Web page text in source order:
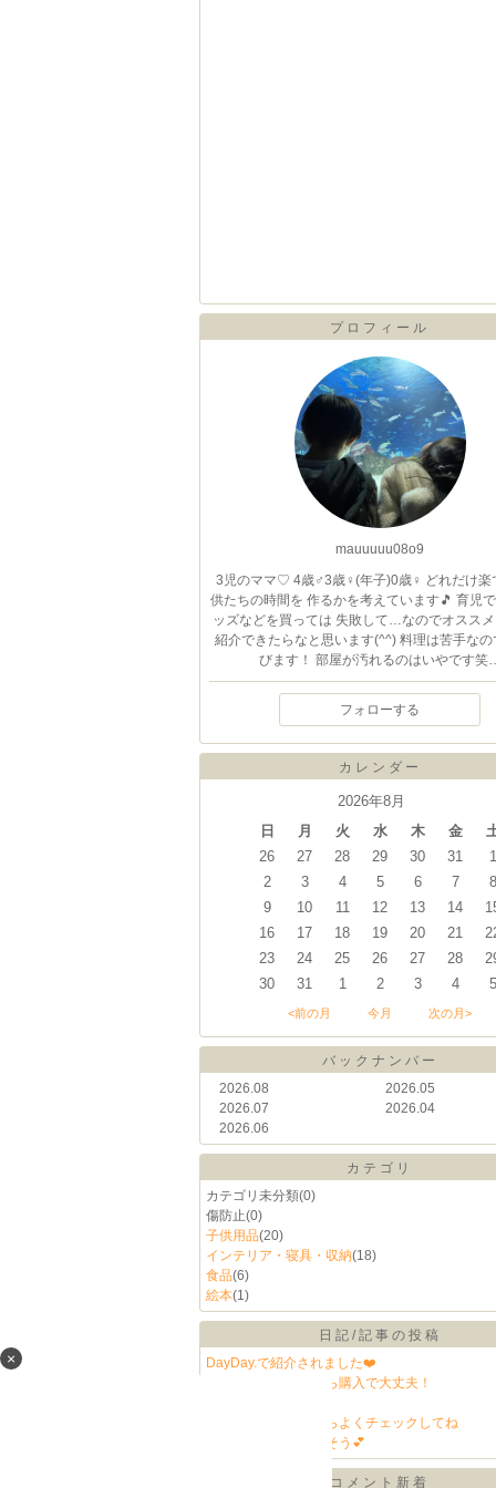
×
プロフィール
mauuuuu08o9
3児のママ♡ 4歳♂3歳♀(年子)0歳♀ どれだけ楽
供たちの時間を 作るかを考えています🎵 育児
ッズなどを買っては 失敗して…なのでオスス
紹介できたらなと思います(^^) 料理は苦手なの
びます！ 部屋が汚れるのはいやです笑
フォローする
カレンダー
2026年8月
日
月 火 水 木 金
26
27 28 29 30 31
1
2
3 4 5 6 7
8
9
10 11 12 13 14
16
17 18 19 20 21
23
24 25 26 27 28
30
31 1 2 3 4 5
<前の月 今月 次の月>
バックナンバー
2026.08
2026.07
2026.06
2026.05
2026.04
カテゴリ
カテゴリ未分類(0)
傷防止(0)
子供用品(20)
インテリア・寝具・収納(18)
食品(6)
絵本(1)
日記/記事の投稿
DayDay.で紹介されました❤️
スタイは生まれてから購入で大丈夫！
いろんな形があるからよくチェックしてね
指先の練習から使えそう💕
コメント新着